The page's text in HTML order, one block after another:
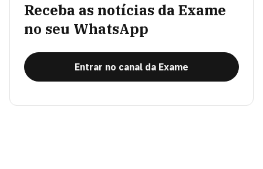
Receba as notícias da Exame
no seu WhatsApp
Entrar no canal da Exame